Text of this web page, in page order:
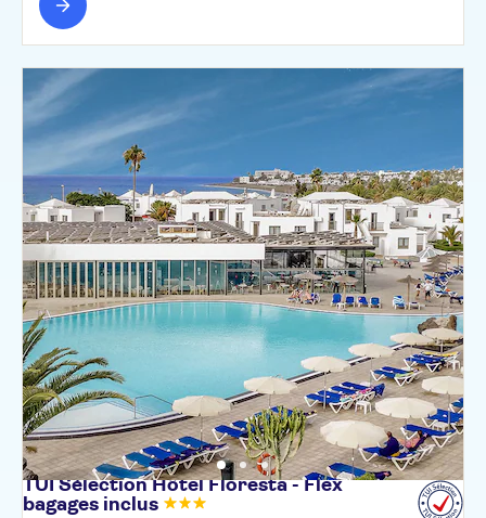
TUI Sélection Hôtel Floresta - Flex
bagages inclus